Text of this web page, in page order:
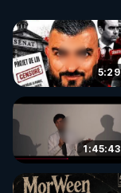
5:29
1:45:43